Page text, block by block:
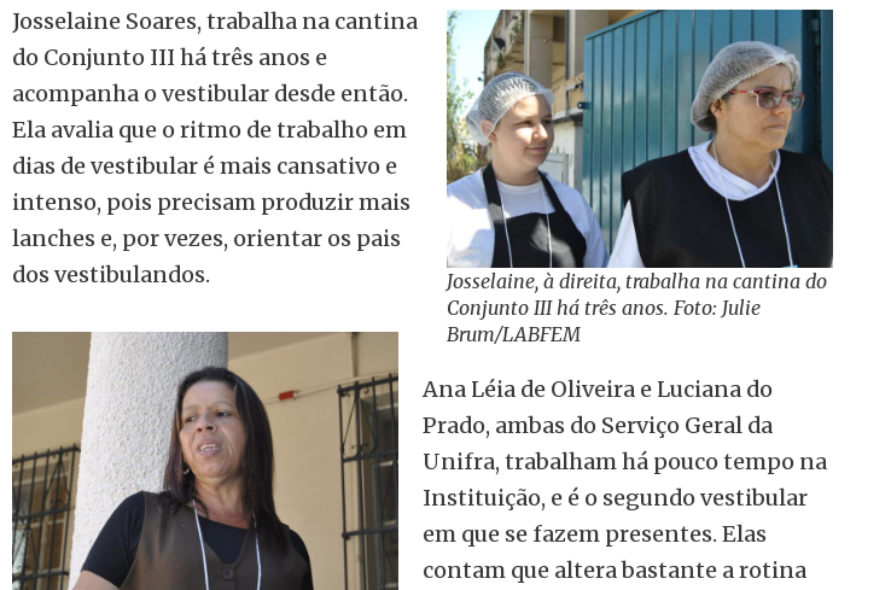
Josselaine, à direita, trabalha na cantina do
Conjunto III há três anos. Foto: Julie
Brum/LABFEM
Josselaine Soares, trabalha na cantina
do Conjunto III há três anos e
acompanha o vestibular desde então.
Ela avalia que o ritmo de trabalho em
dias de vestibular é mais cansativo e
intenso, pois precisam produzir mais
lanches e, por vezes, orientar os pais
dos vestibulandos.
Ana Léia de Oliveira e Luciana do
Prado, ambas do Serviço Geral da
Unifra, trabalham há pouco tempo na
Instituição, e é o segundo vestibular
em que se fazem presentes. Elas
contam que altera bastante a rotina